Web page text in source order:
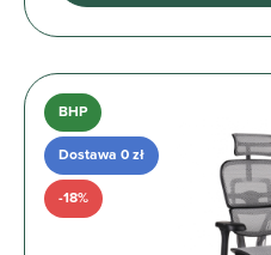
BHP
Dostawa 0 zł
-18%